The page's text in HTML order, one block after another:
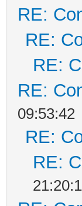
RE:
RE:
RE:
RE:
09:53:42
RE:
RE: